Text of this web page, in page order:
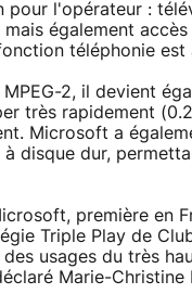
l'opérateur :
également
téléphonie est
2, il devient
très rapidement
Microsoft a
disque dur,
première en
Triple Play de
usages du très
Marie-Christine